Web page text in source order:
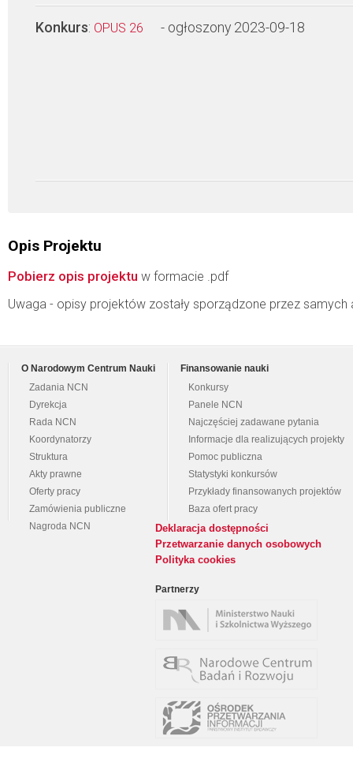
Konkurs: OPUS 26 - ogłoszony 2023-09-18
Opis Projektu
Pobierz opis projektu w formacie .pdf
Uwaga - opisy projektów zostały sporządzone przez
O Narodowym Centrum Nauki
Zadania NCN
Dyrekcja
Rada NCN
Koordynatorzy
Struktura
Akty prawne
Oferty pracy
Zamówienia publiczne
Nagroda NCN
Finansowanie nauki
Konkursy
Panele NCN
Najczęściej zadawane pytania
Informacje dla realizujących projekty
Pomoc publiczna
Statystyki konkursów
Przykłady finansowanych projektów
Baza ofert pracy
Deklaracja dostępności
Przetwarzanie danych osobowych
Polityka cookies
Partnerzy